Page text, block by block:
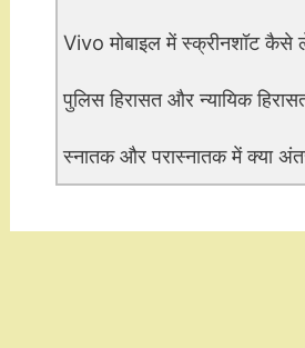
Vivo मोबाइल में स्क्रीनशॉट कैसे
पुलिस हिरासत और न्यायिक
स्नातक और परास्नातक में क्या